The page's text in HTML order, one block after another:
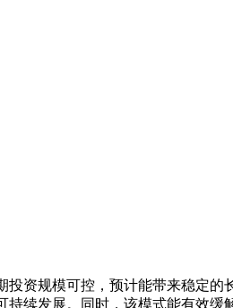
资规模可控，预计能带来稳定
续发展。同时，该模式能有效